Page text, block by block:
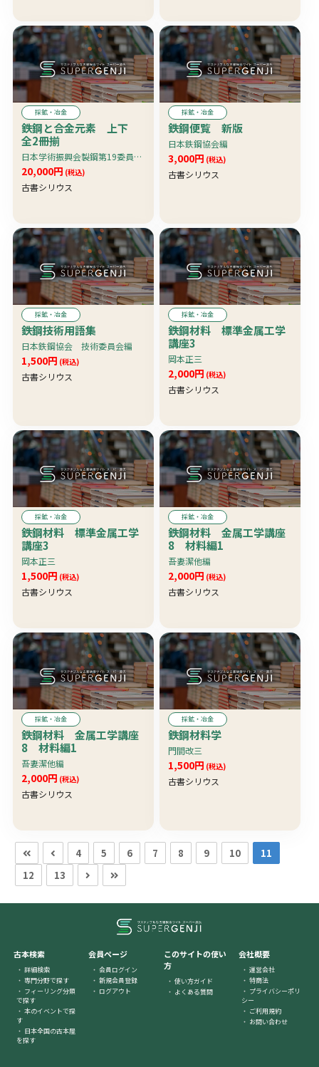
採鉱・冶金
鉄鋼と合金元素 上下
全2冊揃
日本学術振興会製鋼第19委員会編
20,000円 (税込)
古書シリウス
採鉱・冶金
鉄鋼便覧 新版
日本鉄鋼協会編
3,000円 (税込)
古書シリウス
採鉱・冶金
鉄鋼技術用語集
日本鉄鋼協会 技術委員会編
1,500円 (税込)
古書シリウス
採鉱・冶金
鉄鋼材料 標準金属工学
講座3
岡本正三
2,000円 (税込)
古書シリウス
採鉱・冶金
鉄鋼材料 標準金属工学
講座3
岡本正三
1,500円 (税込)
古書シリウス
採鉱・冶金
鉄鋼材料 金属工学講座
8 材料編1
吾妻潔他編
2,000円 (税込)
古書シリウス
採鉱・冶金
鉄鋼材料 金属工学講座
8 材料編1
吾妻潔他編
2,000円 (税込)
古書シリウス
採鉱・冶金
鉄鋼材料学
門間改三
1,500円 (税込)
古書シリウス
4 5 6 7 8 9 10
11
12
13
古本検索
詳細検索
専門分野で探す
フィーリング分類
で探す
本のイベントで探
す
日本全国の古本屋
を探す
会員ページ
会員ログイン
新規会員登録
ログアウト
このサイトの使い
方
使い方ガイド
よくある質問
会社概要
運営会社
特商法
プライバシーポリ
シー
ご利用規約
お問い合わせ